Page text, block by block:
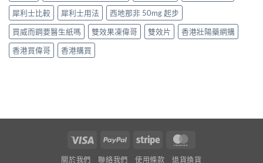
犀利士比較
犀利士用法
西地那非 50mg 起步
買威而鋼要醫生紙嗎
雙效果凍偉哥 雙效片
香港壯陽藥網購
香港買偉哥
香港購買
Visa PayPal Stripe
關於我們 聯絡我們 使用條款 退貨換貨